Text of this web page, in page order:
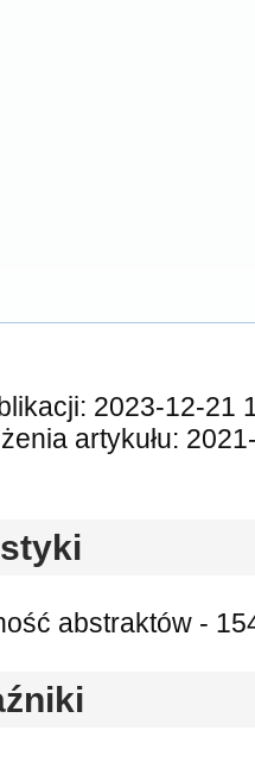
2023-12-21
artykułu:
abstraktów -